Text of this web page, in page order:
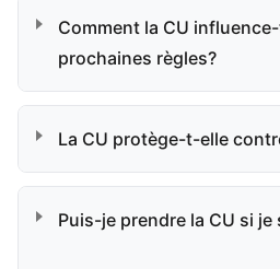
Comment la CU
prochaines règles?
La CU protège-t-elle
Puis-je prendre la CU si